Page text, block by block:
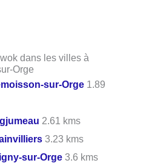
dans les villes à
Orge
sur-Orge 1.89
2.61 kms
3.23 kms
sur-Orge 3.6 kms